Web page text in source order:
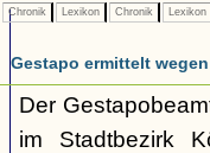
Chronik Lexikon Chronik Lexikon
Gestapo ermittelt
Der
im Stadtbezirk